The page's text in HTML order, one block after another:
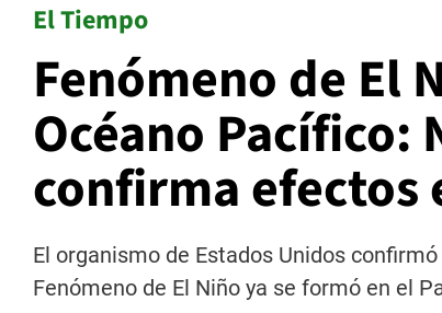
El Tiempo
Fenómeno de El
Océano Pacífico:
confirma efectos
El organismo de Estados Unidos
Fenómeno de El Niño ya se formó en el